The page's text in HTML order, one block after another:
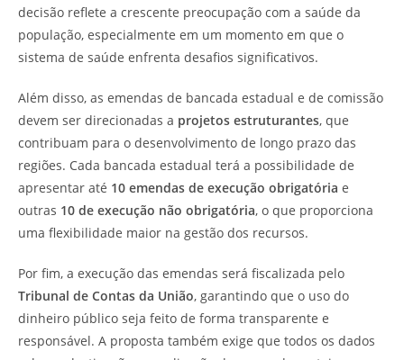
decisão reflete a crescente preocupação com a saúde da
população, especialmente em um momento em que o
sistema de saúde enfrenta desafios significativos.
Além disso, as emendas de bancada estadual e de comissão
devem ser direcionadas a projetos estruturantes, que
contribuam para o desenvolvimento de longo prazo das
regiões. Cada bancada estadual terá a possibilidade de
apresentar até 10 emendas de execução obrigatória e
outras 10 de execução não obrigatória, o que proporciona
uma flexibilidade maior na gestão dos recursos.
Por fim, a execução das emendas será fiscalizada pelo
Tribunal de Contas da União, garantindo que o uso do
dinheiro público seja feito de forma transparente e
responsável. A proposta também exige que todos os dados